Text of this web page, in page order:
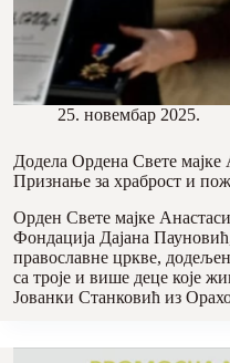
25. новембар 2025.
Додела Ордена Свете мајке
Признање за храброст и
Орден Свете мајке
Фондација Дајана
православне цркве,
са троје и више деце које
Јованки Станковић из